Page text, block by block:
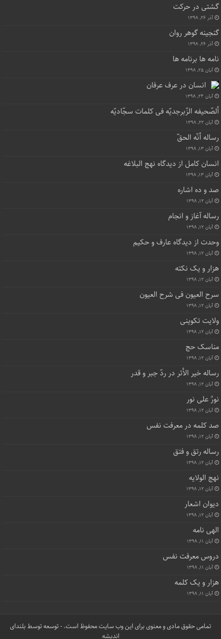
گشتی در حرکت
آذر ۲۶, ۱۳۹۸
گنجینه گوهر روان
آذر ۲۶, ۱۳۹۸
نامه ها برنامه ها
آبان ۲۵, ۱۳۹۸
انسان در عرف عرفان
آبان ۲۴, ۱۳۹۸
ألصّحیفه الزّبرجدیّه فی کلمات سجّادیّه
آبان ۲۲, ۱۳۹۸
رساله أنّه الحقّ
آبان ۱۳, ۱۳۹۸
انسان کامل از دیدگاه نهج البلاغه
آبان ۱۳, ۱۳۹۸
صد و ده اشاره
آبان ۱۲, ۱۳۹۸
رساله آغاز و انجام
آبان ۱۲, ۱۳۹۸
وحدت از دیدگاه عارف و حکیم
آبان ۱۲, ۱۳۹۸
هزار و یک نکته
آبان ۱۲, ۱۳۹۸
سرح العیون فی شرح العیون
آبان ۱۲, ۱۳۹۸
ولایت تکوینی
آبان ۱۲, ۱۳۹۸
مناسک حج
آبان ۱۲, ۱۳۹۸
رساله خیر الأثر در ردّ جبر و قدر
آبان ۱۲, ۱۳۹۸
نورٌ علی نور
آبان ۱۲, ۱۳۹۸
صد کلمه در معرفت نفس
آبان ۱۲, ۱۳۹۸
رساله رتق و فتق
آبان ۱۲, ۱۳۹۸
نهج الولایه
آبان ۱۲, ۱۳۹۸
دیوان اشعار
آبان ۱۲, ۱۳۹۸
الهی نامه
آبان ۱۱, ۱۳۹۸
دروس معرفت نفس
آبان ۱۱, ۱۳۹۸
هزار و یک کلمه
آبان ۱۱, ۱۳۹۸
تمامی حقوق مادی و معنوی برای این وب سایت محفوظ است. - توسعه توسطبلندای
اندیشه